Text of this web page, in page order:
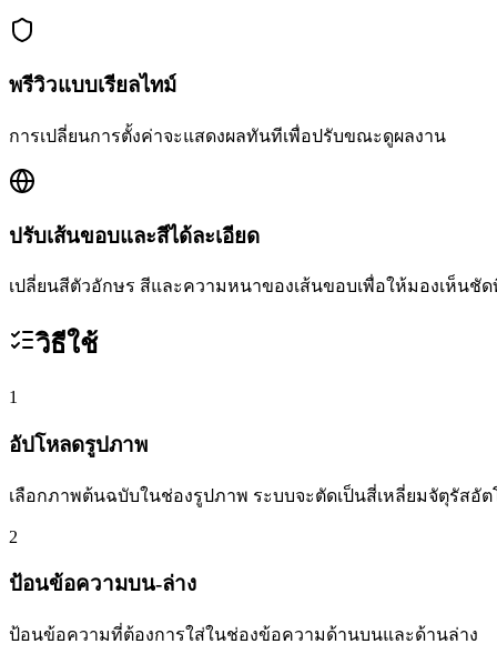
พรีวิวแบบเรียลไทม์
การเปลี่ยนการตั้งค่าจะแสดงผลทันทีเพื่อปรับขณะดูผลงาน
ปรับเส้นขอบและสีได้ละเอียด
เปลี่ยนสีตัวอักษร สีและความหนาของเส้นขอบเพื่อให้มองเห็นชั
วิธีใช้
1
อัปโหลดรูปภาพ
เลือกภาพต้นฉบับในช่องรูปภาพ ระบบจะตัดเป็นสี่เหลี่ยมจัตุรัสอั
2
ป้อนข้อความบน-ล่าง
ป้อนข้อความที่ต้องการใส่ในช่องข้อความด้านบนและด้านล่าง